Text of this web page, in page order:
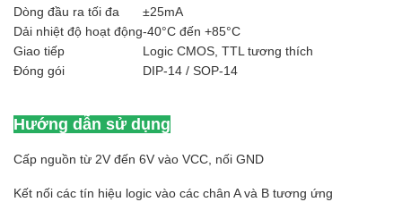
Dòng đầu ra tối đa
±25mA
Dải nhiệt độ hoạt động-40°C đến +85°C
Giao tiếp
Logic CMOS, TTL tương thích
Đóng gói
DIP-14 / SOP-14
Hướng dẫn sử dụng
Cấp nguồn từ 2V đến 6V vào VCC, nối GND
Kết nối các tín hiệu logic vào các chân A và B tương ứng